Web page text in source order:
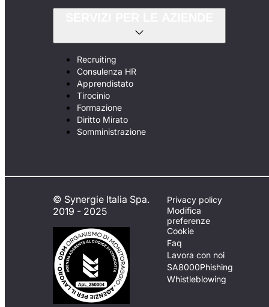
Recruiting
Consulenza HR
Apprendistato
Tirocinio
Formazione
Diritto Mirato
Somministrazione
© Synergie Italia Spa.
2019 - 2025
Privacy policy
Modifica
preferenze
Cookie
Faq
Lavora con noi
SA8000Phishing
Whistleblowing